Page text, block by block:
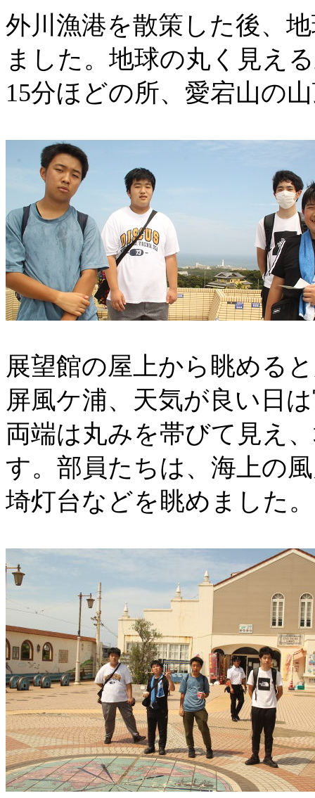
外川漁港を散策した後、
ました。地球の丸く見え
15分ほどの所、愛宕山の
展望館の屋上から眺める
屏風ケ浦、天気が良い日
両端は丸みを帯びて見え
す。部員たちは、海上の
埼灯台などを眺めました。